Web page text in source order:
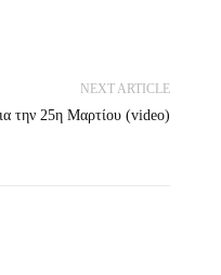
NEXT ARTICLE
την 25η Μαρτίου (video)